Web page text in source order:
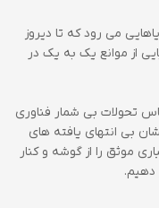
می رود که تا دیروز
از موانع یک به یک در
تحولات بی شمار فناوری
بی انتهای یافته های
موثق را از گوشه و کنار
دهیم.